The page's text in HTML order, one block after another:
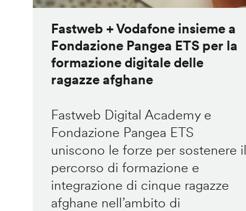
Fastweb + Vodafone insieme a
Fondazione Pangea ETS per la
formazione digitale delle
ragazze afghane
Fastweb Digital Academy e
Fondazione Pangea ETS
uniscono le forze per sostenere il
percorso di formazione e
integrazione di cinque ragazze
afghane nell’ambito di